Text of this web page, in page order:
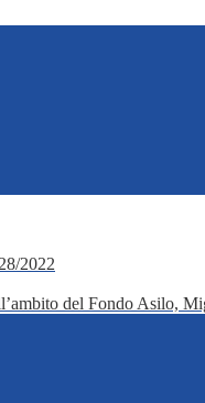
2022
del Fondo Asilo,